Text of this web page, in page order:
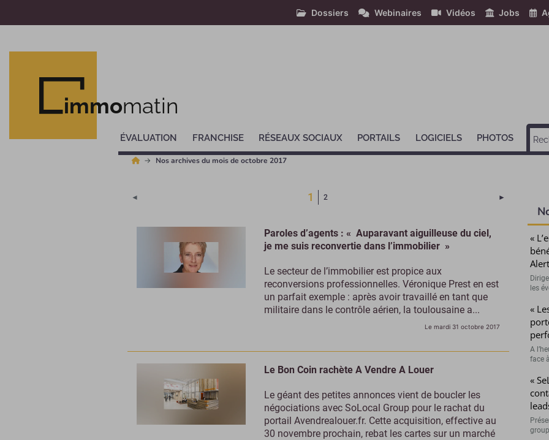
Dossiers Webinaires Vidéos Jobs
immomatin
ÉVALUATION FRANCHISE RÉSEAUX SOCIAUX PORTAILS LOGICIELS PHOTOS
Nos archives du mois de octobre 2017
◄ 1 (Page courante)
2 ►
Paroles d’agents : « Auparavant aiguilleuse du ciel,
je me suis reconvertie dans l’immobilier »
Le secteur de l’immobilier est propice aux
reconversions professionnelles. Véronique Prest en est
un parfait exemple : après avoir travaillé en tant que
militaire dans le contrôle aérien, la toulousaine a...
Le mardi 31 octobre 2017
Le Bon Coin rachète A Vendre A Louer
Le géant des petites annonces vient de boucler les
négociations avec SoLocal Group pour le rachat du
portail Avendrealouer.fr. Cette acquisition, effective au
30 novembre prochain, rebat les cartes sur un marché
«
les
«
A
face
«